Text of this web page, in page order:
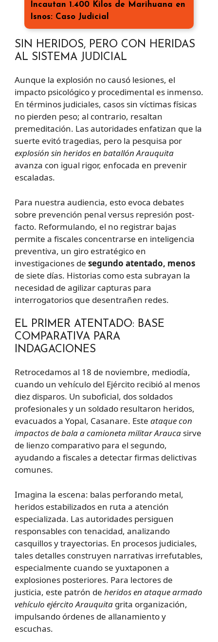
Incautan 1.400 Kilos de Marihuana en
Isnos: Caso Judicial
SIN HERIDOS, PERO CON HERIDAS
AL SISTEMA JUDICIAL
Aunque la explosión no causó lesiones, el
impacto psicológico y procedimental es inmenso.
En términos judiciales, casos sin víctimas físicas
no pierden peso; al contrario, resaltan
premeditación. Las autoridades enfatizan que la
suerte evitó tragedias, pero la pesquisa por
explosión sin heridos en batallón Arauquita
avanza con igual rigor, enfocada en prevenir
escaladas.
Para nuestra audiencia, esto evoca debates
sobre prevención penal versus represión post-
facto. Reformulando, el no registrar bajas
permite a fiscales concentrarse en inteligencia
preventiva, un giro estratégico en
investigaciones de segundo atentado, menos
de siete días. Historias como esta subrayan la
necesidad de agilizar capturas para
interrogatorios que desentrañen redes.
EL PRIMER ATENTADO: BASE
COMPARATIVA PARA
INDAGACIONES
Retrocedamos al 18 de noviembre, mediodía,
cuando un vehículo del Ejército recibió al menos
diez disparos. Un suboficial, dos soldados
profesionales y un soldado resultaron heridos,
evacuados a Yopal, Casanare. Este ataque con
impactos de bala a camioneta militar Arauca sirve
de lienzo comparativo para el segundo,
ayudando a fiscales a detectar firmas delictivas
comunes.
Imagina la escena: balas perforando metal,
heridos estabilizados en ruta a atención
especializada. Las autoridades persiguen
responsables con tenacidad, analizando
casquillos y trayectorias. En procesos judiciales,
tales detalles construyen narrativas irrefutables,
especialmente cuando se yuxtaponen a
explosiones posteriores. Para lectores de
justicia, este patrón de heridos en ataque armado
vehículo ejército Arauquita grita organización,
impulsando órdenes de allanamiento y
escuchas.